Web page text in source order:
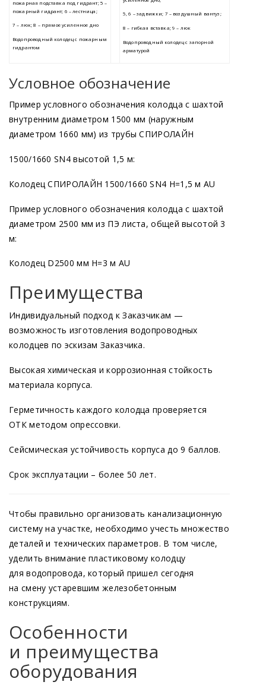
Продукция
Пластиковый колодец
Условное обозначение
Пример условного обозначения колодца с шахтой
внутренним диаметром 1500 мм (наружным
диаметром 1660 мм) из трубы СПИРОЛАЙН
1500/1660 SN4 высотой 1,5 м:
Колодец СПИРОЛАЙН 1500/1660 SN4 Н=1,5 м AU
Пример условного обозначения колодца с шахтой
диаметром 2500 мм из ПЭ листа, общей высотой 3
м:
Колодец D2500 мм Н=3 м AU
Преимущества
Индивидуальный подход к Заказчикам —
возможность изготовления водопроводных
колодцев по эскизам Заказчика.
Высокая химическая и коррозионная стойкость
материала корпуса.
Герметичность каждого колодца проверяется
ОТК методом опрессовки.
Сейсмическая устойчивость корпуса до 9 баллов.
Срок эксплуатации – более 50 лет.
Чтобы правильно организовать канализационную
систему на участке, необходимо учесть множество
деталей и технических параметров. В том числе,
уделить внимание пластиковому колодцу
для водопровода, который пришел сегодня
на смену устаревшим железобетонным
конструкциям.
Особенности
и преимущества
оборудования